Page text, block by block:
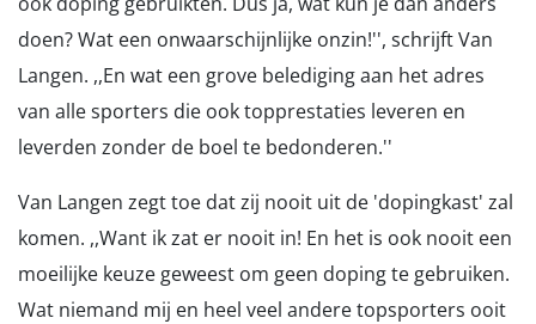
doen? Wat een onwaarschijnlijke onzin!'', schrijft Van
Langen. ,,En wat een grove belediging aan het adres
van alle sporters die ook topprestaties leveren en
leverden zonder de boel te bedonderen.''
Van Langen zegt toe dat zij nooit uit de 'dopingkast' zal
komen. ,,Want ik zat er nooit in! En het is ook nooit een
moeilijke keuze geweest om geen doping te gebruiken.
Wat niemand mij en heel veel andere topsporters ooit